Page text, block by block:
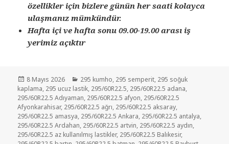
özellikler için bizlere günün her saati kolayca
ulaşmanız mümkündür.
Hafta içi ve hafta sonu 09.00-19.00 arası iş
yerimiz açıktır
Yayın
tarihi
8 Mayıs 2026 Kategoriler
295 kumho, 295 semperit, 295 soğuk
kaplama, 295 ucuz lastik, 295/60R22.5, 295/60R22.5 adana,
295/60R22.5 Adıyaman, 295/60R22.5 afyon, 295/60R22.5
Afyonkarahisar, 295/60R22.5 ağrı, 295/60R22.5 aksaray,
295/60R22.5 amasya, 295/60R22.5 Ankara, 295/60R22.5 antalya,
295/60R22.5 Ardahan, 295/60R22.5 artvin, 295/60R22.5 aydın,
295/60R22.5 az kullanılmış lastikler, 295/60R22.5 Balıkesir,